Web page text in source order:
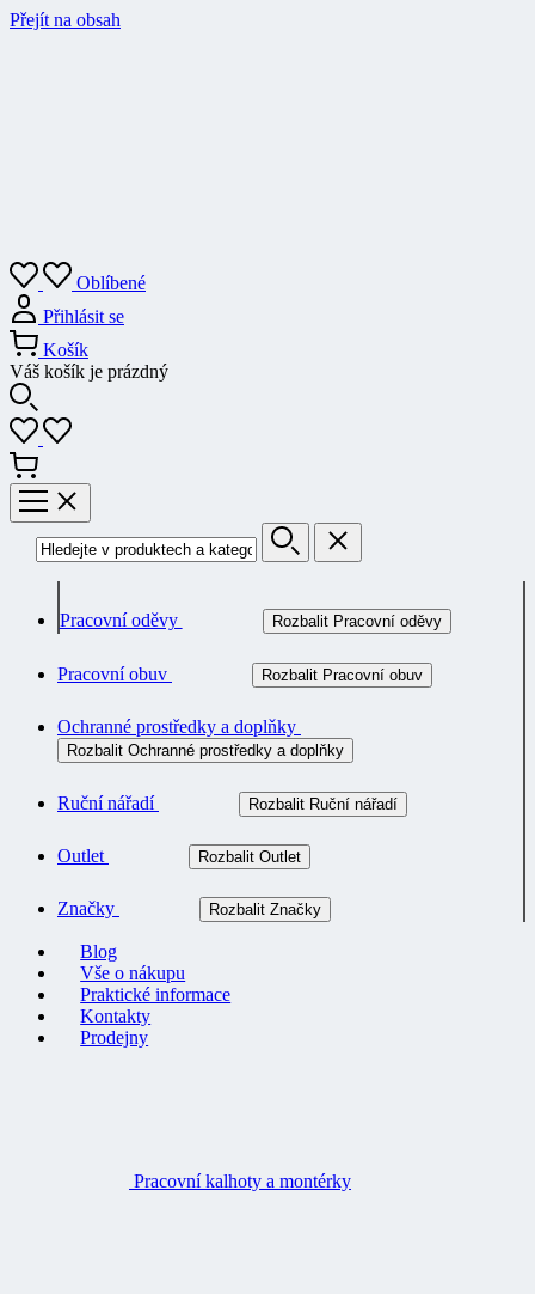
Přejít na obsah
Oblíbené
Přihlásit se
Košík
Váš košík je prázdný
Pracovní oděvy Rozbalit Pracovní oděvy
Pracovní obuv Rozbalit Pracovní obuv
Ochranné prostředky a doplňky
Rozbalit Ochranné prostředky a doplňky
Ruční nářadí Rozbalit Ruční nářadí
Outlet Rozbalit Outlet
Značky Rozbalit Značky
Blog
Vše o nákupu
Praktické informace
Kontakty
Prodejny
Pracovní kalhoty a montérky